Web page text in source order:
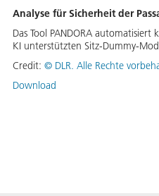
Analyse für Sicherheit der
Das Tool PANDORA
KI unterstützten Sitz-Dummy-
Credit: © DLR. Alle Rechte
Download